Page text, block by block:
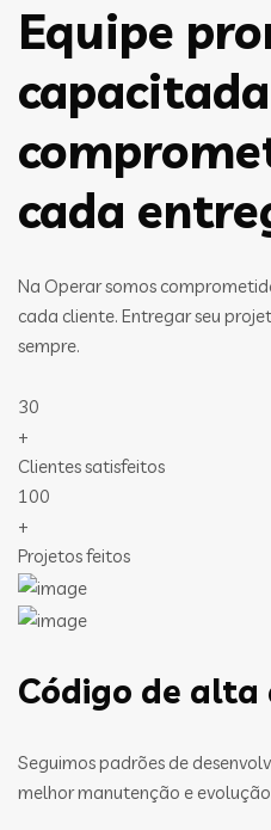
Equipe
cada
Na Operar somos
cada cliente. Entregar seu
sempre.
30
+
Clientes satisfeitos
100
+
Projetos feitos
Código de
Seguimos padrões de
melhor manutenção e